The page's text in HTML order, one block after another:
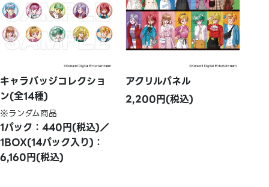
キャラバッジコレクショ
ン(全14種)
※ランダム商品
1パック：440円(税込)／
1BOX(14パック入り)：
6,160円(税込)
アクリルパネル
2,200円(税込)